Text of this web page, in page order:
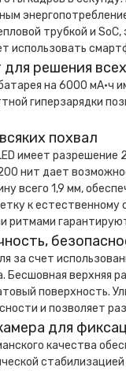
трубкой и
использовать
решения
на 6000 мА·ч
гиперзарядки
похвал
имеет
нит дает
всего 1,9 мм,
к естественному
ритмами
за счет
Бесшовная верхняя
поверхность.
и позволяет
для
качества